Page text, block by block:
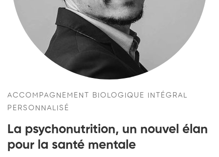
ACCOMPAGNEMENT BIOLOGIQUE INTÉGRAL
PERSONNALISÉ​
La psychonutrition, un nouvel élan
pour la santé mentale